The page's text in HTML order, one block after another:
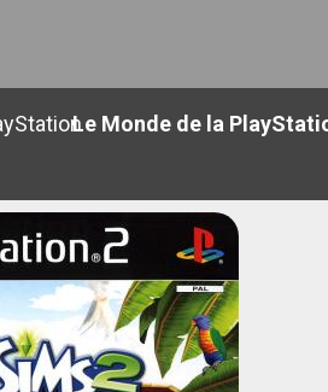
Le Monde de la